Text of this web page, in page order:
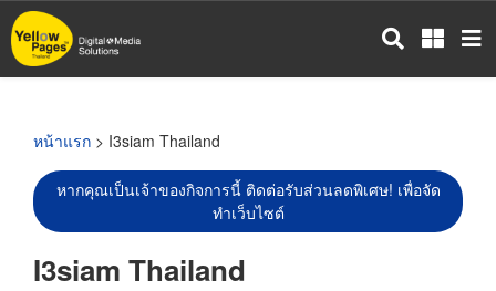
ข้าม
ไป
หน้าแรก > I3siam Thailand
หากคุณเป็นเจ้าของกิจการนี้ ติดต่อรับส่วนลดพิเศษ! เพื่อจัด
ทำเว็บไซต์
I3siam Thailand